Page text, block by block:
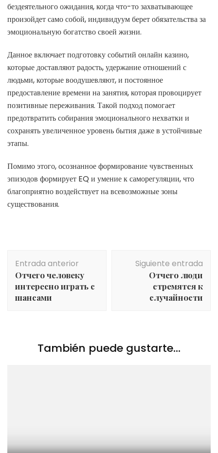
бездеятельного ожидания, когда что-то захватывающее
произойдет само собой, индивидуум берет обязательства за
эмоциональную богатство своей жизни.
Данное включает подготовку событий онлайн казино,
которые доставляют радость, удержание отношений с
людьми, которые воодушевляют, и постоянное
предоставление времени на занятия, которая провоцирует
позитивные переживания. Такой подход помогает
предотвратить собирания эмоционального нехватки и
сохранять увеличенное уровень бытия даже в устойчивые
этапы.
Помимо этого, осознанное формирование чувственных
эпизодов формирует EQ и умение к саморегуляции, что
благоприятно воздействует на всевозможные зоны
существования.
de
entradas
Entrada anterior
Отчего человеку
интересно играть с
шансами
Siguiente entrada
Отчего люди
стремятся к
случайности
También puede gustarte...